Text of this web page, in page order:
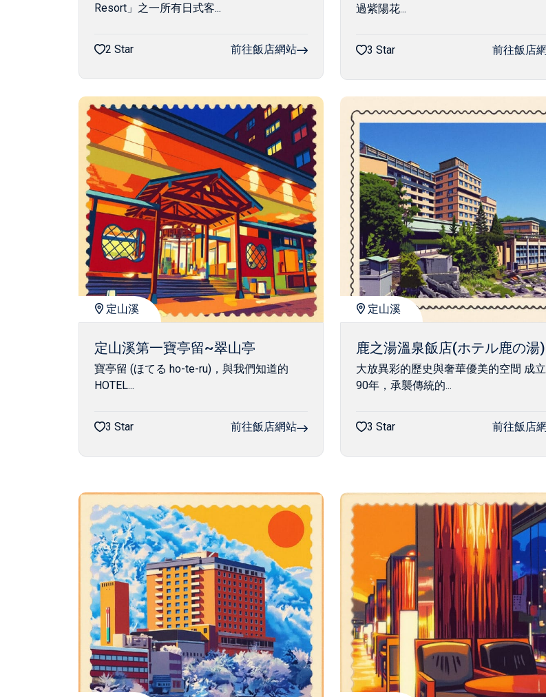
Resort」之一所有日式客...
2 Star 前往飯店網站
過紫陽花...
3 Star 前往飯店
定山溪
定山溪第一寶亭留~翠山亭
寶亭留 (ほてる ho-te-ru)，與我們知道的
HOTEL...
3 Star 前往飯店網站
定山溪
鹿之湯溫泉飯店(ホテル鹿の湯)
大放異彩的歷史與奢華優美的空間 成
90年，承襲傳統的...
3 Star 前往飯店